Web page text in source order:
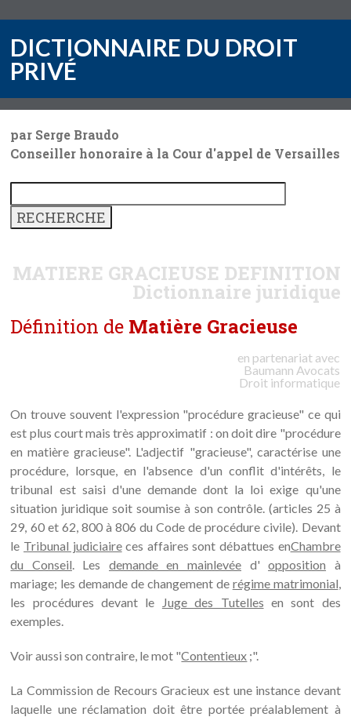
DICTIONNAIRE DU DROIT
PRIVÉ
par Serge Braudo
Conseiller honoraire à la Cour d'appel de Versailles
MATIERE GRACIEUSE DEFINITION
Dictionnaire juridique
Définition de Matière Gracieuse
en partenariat avec
Baumann Avocats
Droit informatique
On trouve souvent l'expression "procédure gracieuse" ce qui
est plus court mais très approximatif : on doit dire "procédure
en matière gracieuse". L'adjectif "gracieuse", caractérise une
procédure, lorsque, en l'absence d'un conflit d'intérêts, le
tribunal est saisi d'une demande dont la loi exige qu'une
situation juridique soit soumise à son contrôle. (articles 25 à
29, 60 et 62, 800 à 806 du Code de procédure civile). Devant
le Tribunal judiciaireces affaires sont débattues enChambre
du Conseil. Les demande en mainlevée d'opposition à
mariage; les demande de changement de régime matrimonial,
les procédures devant le
Juge des Tutelles en sont des
exemples.
Voir aussi son contraire, le mot "Contentieux ;".
La Commission de Recours Gracieux est une instance devant
laquelle une réclamation doit être portée préalablement à